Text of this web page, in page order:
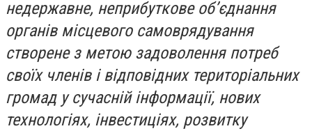
недержавне, неприбуткове об’єднання
органів місцевого самоврядування
створене з метою задоволення потреб
своїх членів і відповідних територіальних
громад у сучасній інформації, нових
технологіях, інвестиціях, розвитку